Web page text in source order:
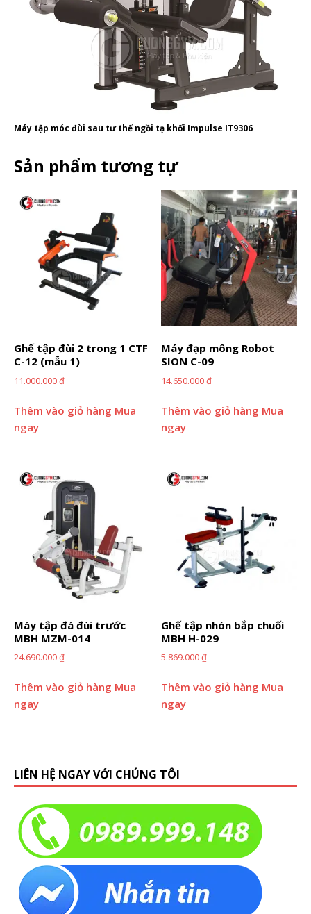
Máy tập móc đùi sau tư thế ngồi tạ khối Impulse IT9306
Sản phẩm tương tự
Ghế tập đùi 2 trong 1 CTF
C-12 (mẫu 1)
11.000.000₫
Thêm vào giỏ hàng Mua
ngay
Máy đạp mông Robot
SION C-09
14.650.000₫
Thêm vào giỏ hàng Mua
ngay
Máy tập đá đùi trước
MBH MZM-014
24.690.000₫
Thêm vào giỏ hàng Mua
ngay
Ghế tập nhón bắp chuối
MBH H-029
5.869.000₫
Thêm vào giỏ hàng Mua
ngay
LIÊN HỆ NGAY VỚI CHÚNG TÔI